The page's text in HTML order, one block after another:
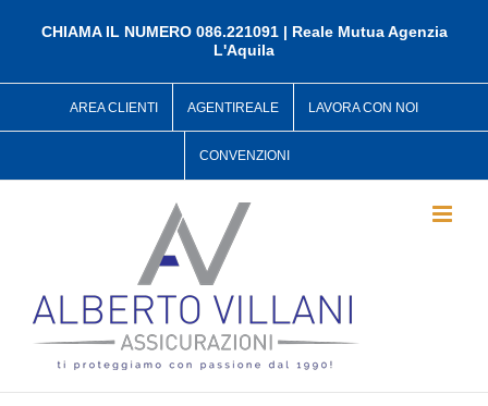
CHIAMA IL NUMERO 086.221091 | Reale Mutua Agenzia
L'Aquila
AREA CLIENTI AGENTIREALE LAVORA CON NOI
CONVENZIONI